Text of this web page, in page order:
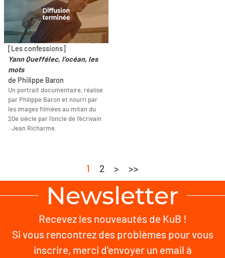
[Les confessions]
Yann Queffélec, l’océan, les
mots
de Philippe Baron
Un portrait documentaire, réalisé
par Philippe Baron et nourri par
les images filmées au mitan du
20e siècle par l’oncle de l’écrivain
: Jean Richarme.
1 2 > >>
Newsletter
Recevez les nouveautés de KuB !
Si vous rencontrez des problèmes pour vous
inscrire, merci d'envoyer un email à